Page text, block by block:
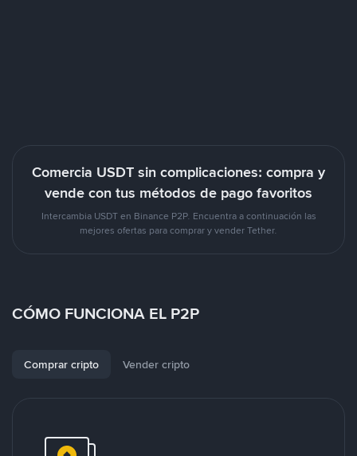
Comercia USDT sin complicaciones: compra y
vende con tus métodos de pago favoritos
Intercambia USDT en Binance P2P. Encuentra a continuación las
mejores ofertas para comprar y vender Tether.
CÓMO FUNCIONA EL P2P
Comprar cripto Vender cripto